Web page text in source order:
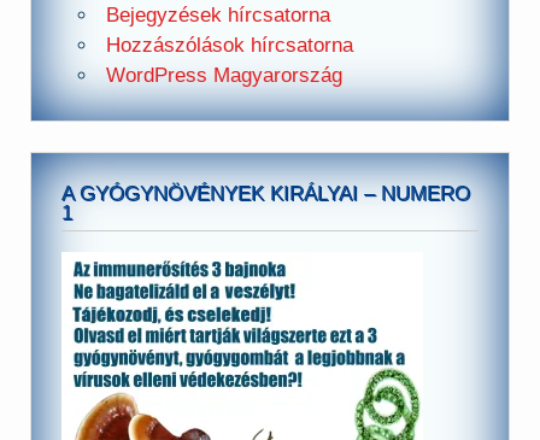
Bejegyzések hírcsatorna
Hozzászólások hírcsatorna
WordPress Magyarország
A GYÓGYNÖVÉNYEK KIRÁLYAI – NUMERO
1